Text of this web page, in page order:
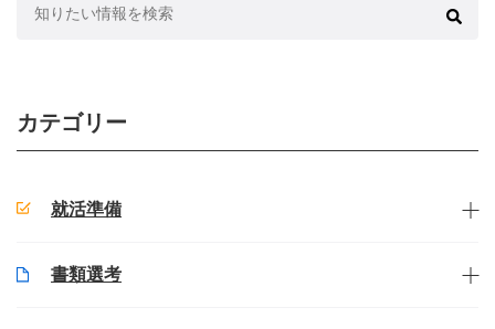
カテゴリー
就活準備
書類選考